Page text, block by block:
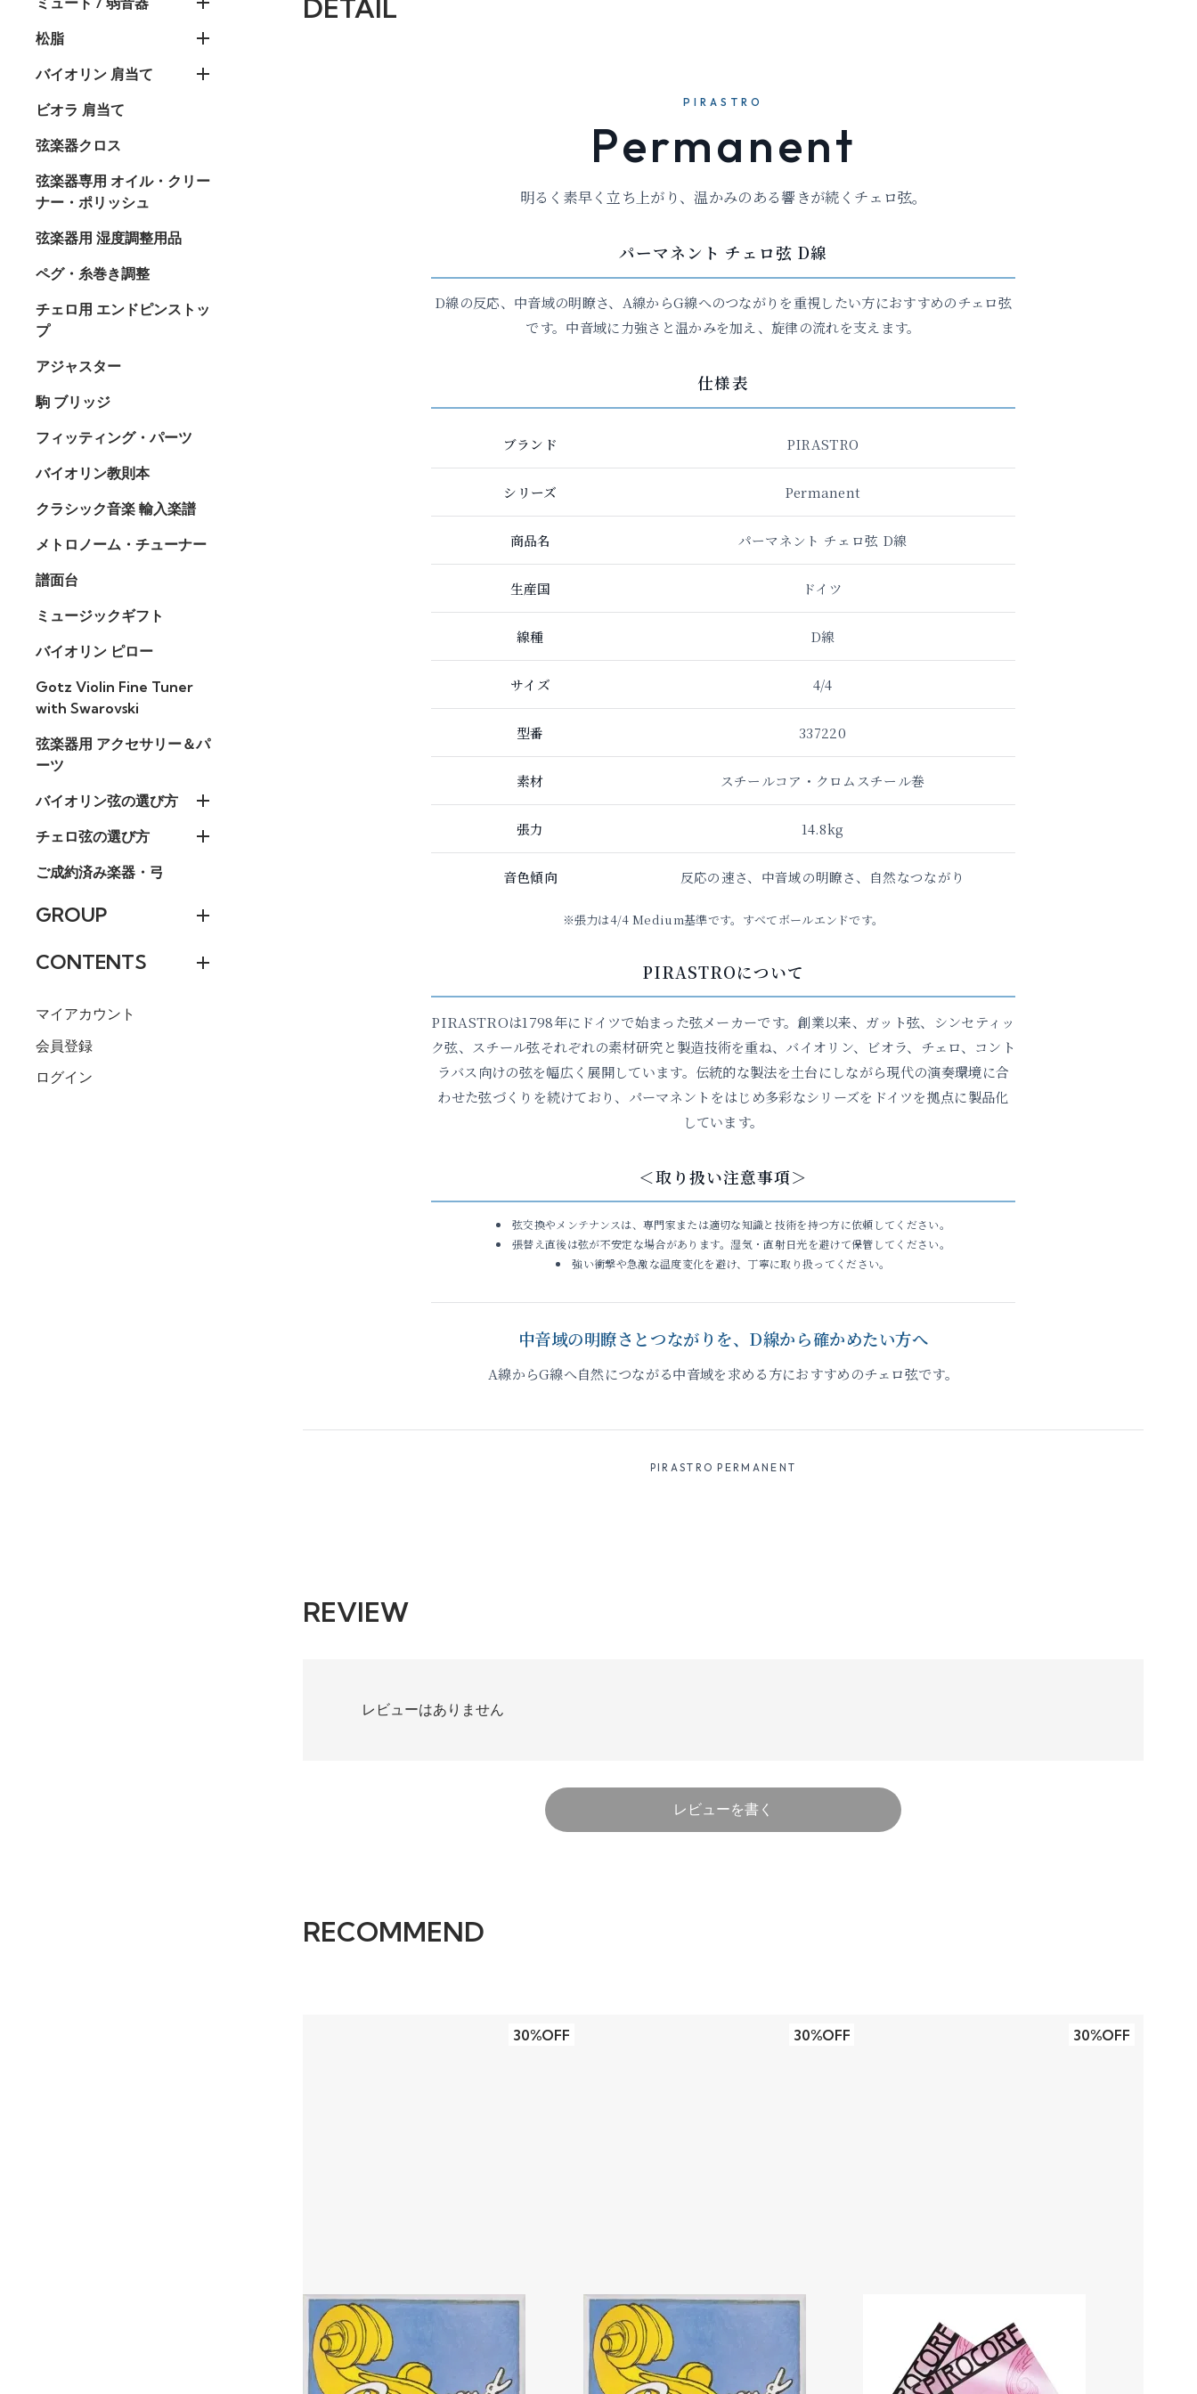
松脂
バイオリン 肩当て
ビオラ 肩当て
弦楽器クロス
弦楽器専用 オイル・クリー
ナー・ポリッシュ
弦楽器用 湿度調整用品
ペグ・糸巻き調整
チェロ用 エンドピンストッ
プ
アジャスター
駒 ブリッジ
フィッティング・パーツ
バイオリン教則本
クラシック音楽 輸入楽譜
メトロノーム・チューナー
譜面台
ミュージックギフト
バイオリン ピロー
Gotz Violin Fine Tuner
with Swarovski
弦楽器用 アクセサリー＆パ
ーツ
バイオリン弦の選び方
チェロ弦の選び方
ご成約済み楽器・弓
GROUP
CONTENTS
マイアカウント
会員登録
ログイン
DETAIL
PIRASTRO
Permanent
明るく素早く立ち上がり、温かみのある響きが続くチェロ弦。
パーマネント チェロ弦 D線
D線の反応、中音域の明瞭さ、A線からG線へのつながりを重視したい方におすすめのチェロ弦
です。中音域に力強さと温かみを加え、旋律の流れを支えます。
仕様表
ブランド PIRASTRO
シリーズ Permanent
商品名 パーマネント チェロ弦 D線
生産国 ドイツ
線種 D線
サイズ 4/4
型番 337220
素材 スチールコア・クロムスチール巻
張力 14.8kg
音色傾向 反応の速さ、中音域の明瞭さ、自然なつながり
※張力は4/4 Medium基準です。すべてボールエンドです。
PIRASTROについて
PIRASTROは1798年にドイツで始まった弦メーカーです。創業以来、ガット弦、シンセティッ
ク弦、スチール弦それぞれの素材研究と製造技術を重ね、バイオリン、ビオラ、チェロ、コント
ラバス向けの弦を幅広く展開しています。伝統的な製法を土台にしながら現代の演奏環境に合
わせた弦づくりを続けており、パーマネントをはじめ多彩なシリーズをドイツを拠点に製品化
しています。
＜取り扱い注意事項＞
弦交換やメンテナンスは、専門家または適切な知識と技術を持つ方に依頼してください。
張替え直後は弦が不安定な場合があります。湿気・直射日光を避けて保管してください。
強い衝撃や急激な温度変化を避け、丁寧に取り扱ってください。
中音域の明瞭さとつながりを、D線から確かめたい方へ
A線からG線へ自然につながる中音域を求める方におすすめのチェロ弦です。
PIRASTRO PERMANENT
REVIEW
レビューはありません
レビューを書く
RECOMMEND
30%OFF 30%OFF 30%OFF